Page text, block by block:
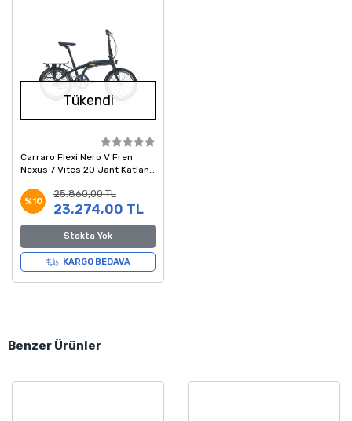
Tükendi
Carraro Flexi Nero V Fren
Nexus 7 Vites 20 Jant Katlanır
Siyah Krom
%10
25.860,00 TL
23.274,00 TL
Stokta Yok
KARGO BEDAVA
Benzer Ürünler